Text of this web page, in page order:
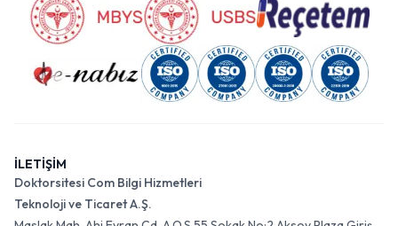
İLETİŞİM
Doktorsitesi Com Bilgi Hizmetleri
Teknoloji ve Ticaret A.Ş.